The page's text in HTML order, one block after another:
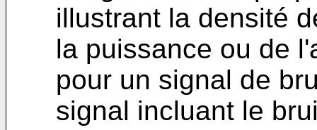
illustrant la densité
la puissance ou de
pour un signal de
signal incluant le